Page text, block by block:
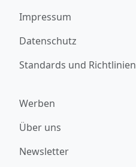
Impressum
Datenschutz
Standards und Richtlinien
Werben
Über uns
Newsletter